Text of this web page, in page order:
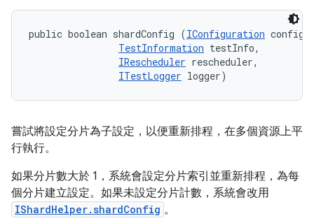
public boolean shardConfig (IConfiguration
TestInformation testInfo,
IRescheduler rescheduler,
ITestLogger logger)
嘗試將設定分片為子設定，以便重新排程，在多個資源上平
行執行。
如果分片數大於 1，系統會設定分片索引並重新排程，為每
個分片建立設定。如果未設定分片計數，系統會改用
IShardHelper.shardConfig 。